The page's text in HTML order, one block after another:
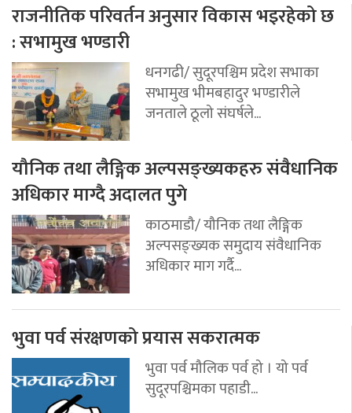
राजनीतिक परिवर्तन अनुसार विकास भइरहेको छ
: सभामुख भण्डारी
धनगढी/ सुदूरपश्चिम प्रदेश सभाका
सभामुख भीमबहादुर भण्डारीले
जनताले ठूलो संघर्षले...
यौनिक तथा लैङ्गिक अल्पसङ्ख्यकहरु संवैधानिक
अधिकार माग्दै अदालत पुगे
काठमाडौ/ यौनिक तथा लैङ्गिक
अल्पसङ्ख्यक समुदाय संवैधानिक
अधिकार माग गर्दै...
भुवा पर्व संरक्षणको प्रयास सकरात्मक
भुवा पर्व मौलिक पर्व हो । यो पर्व
सुदूरपश्चिमका पहाडी...